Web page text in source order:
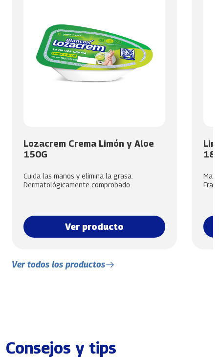
Lozacrem Crema Limón y Aloe
150G
Cuida las manos y elimina la grasa.
Dermatológicamente comprobado.
Ver producto
Ver todos los productos
Consejos y tips